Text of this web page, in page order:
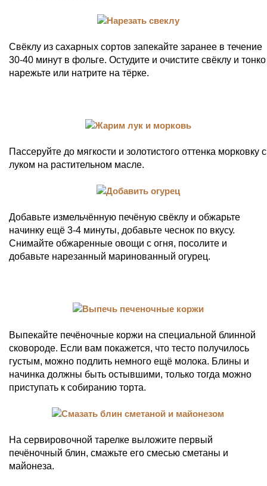
Свёклу из сахарных сортов запекайте заранее в течение
30-40 минут в фольге. Остудите и очистите свёклу и тонко
нарежьте или натрите на тёрке.
Пассеруйте до мягкости и золотистого оттенка морковку с
луком на растительном масле.
Добавьте измельчённую печёную свёклу и обжарьте
начинку ещё 3-4 минуты, добавьте чеснок по вкусу.
Снимайте обжаренные овощи с огня, посолите и
добавьте нарезанный маринованный огурец.
Выпекайте печёночные коржи на специальной блинной
сковороде. Если вам покажется, что тесто получилось
густым, можно подлить немного ещё молока. Блины и
начинка должны быть остывшими, только тогда можно
приступать к собиранию торта.
На сервировочной тарелке выложите первый
печёночный блин, смажьте его смесью сметаны и
майонеза.